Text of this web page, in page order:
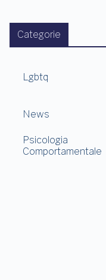
Categorie
Lgbtq
News
Psicologia
Comportamentale